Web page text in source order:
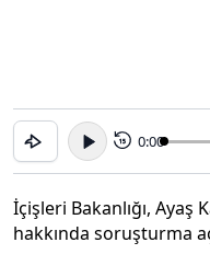
15 0:00
İçişleri Bakanlığı, Ayaş
hakkında soruşturma